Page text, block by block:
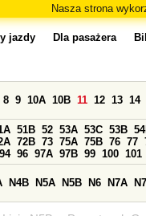
Nasza strona
jazdy Dla pasażera
8 9 10A 10B 11 12 13 14
51B 52 53A 53C 53B
72B 73 75A 75B 76 77
94 96 97A 97B 99 100 101
N4B N5A N5B N6 N7A